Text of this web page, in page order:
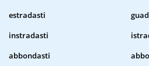
estradasti
instradasti
abbondasti